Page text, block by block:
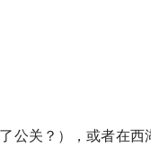
公关？），或者在西